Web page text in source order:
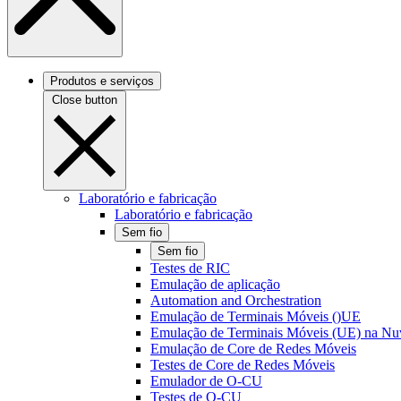
Produtos e serviços
Close button
Laboratório e fabricação
Laboratório e fabricação
Sem fio
Sem fio
Testes de RIC
Emulação de aplicação
Automation and Orchestration
Emulação de Terminais Móveis ()UE
Emulação de Terminais Móveis (UE) na
Emulação de Core de Redes Móveis
Testes de Core de Redes Móveis
Emulador de O-CU
Testes de O-CU